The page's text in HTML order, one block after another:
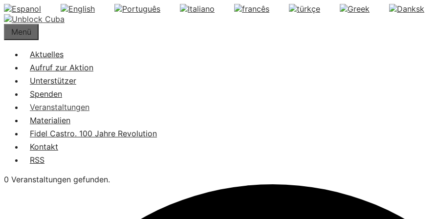
Springe
zum
Inhalt
Menü
Aktuelles
Aufruf zur Aktion
Unterstützer
Spenden
Veranstaltungen
Materialien
Fidel Castro. 100 Jahre Revolution
Kontakt
RSS
0 Veranstaltungen gefunden.